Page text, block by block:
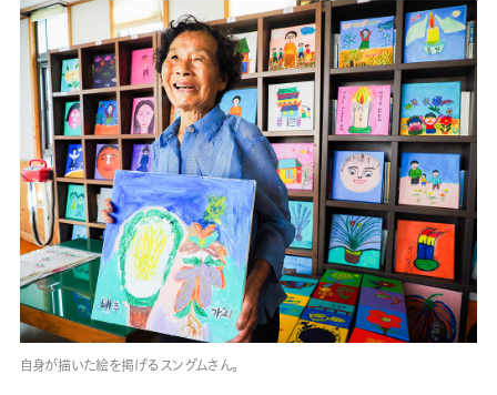
自身が描いた絵を掲げるスングムさん。